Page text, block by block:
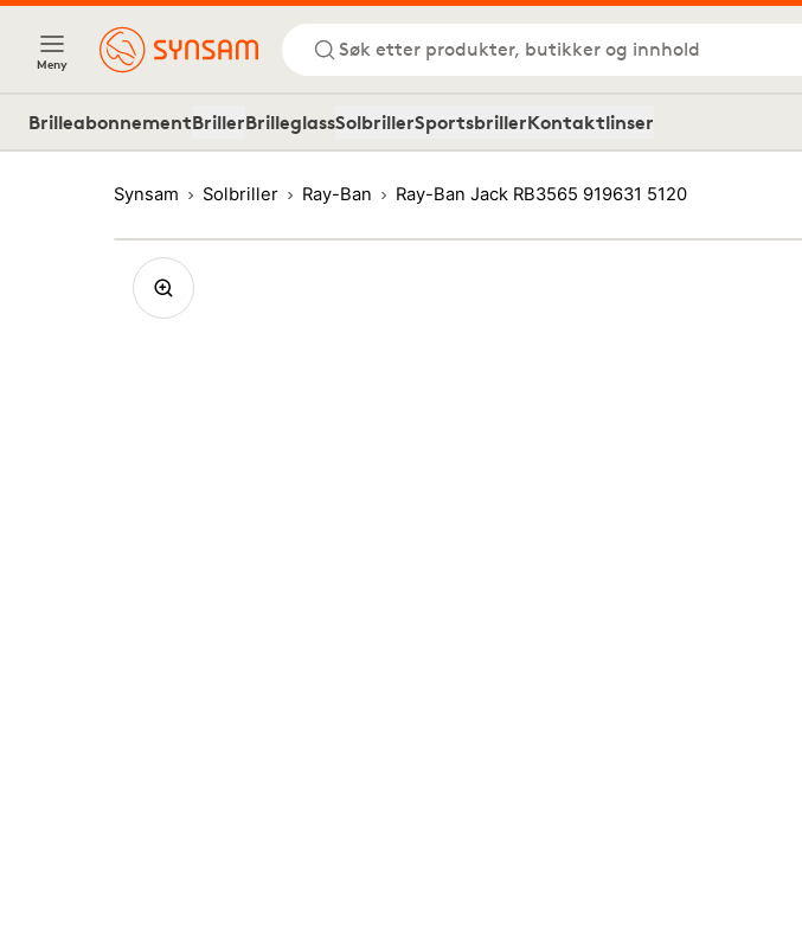
Meny
Søk etter produkter, butikker og innhold
BrilleabonnementBrillerBrilleglassSolbrillerSportsbrillerKontaktlinser
Synsam Solbriller Ray-Ban Ray-Ban Jack RB3565 919631 5120